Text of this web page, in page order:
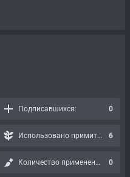
Подписавшихся: 0
Использовано примитивов: 6
Количество применений: 0